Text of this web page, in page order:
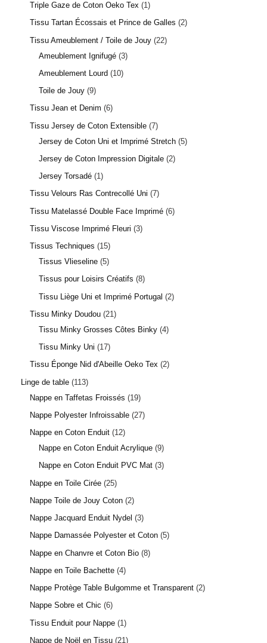
Triple Gaze de Coton Oeko Tex
1
Tissu Tartan Écossais et Prince de Galles 2
Tissu Ameublement / Toile de Jouy 22
Ameublement Ignifugé 3
Ameublement Lourd
10
Toile de Jouy 9
Tissu Jean et Denim 6
Tissu Jersey de Coton Extensible 7
Jersey de Coton Uni et Imprimé Stretch 5
Jersey de Coton Impression Digitale 2
Jersey Torsadé 1
Tissu Velours Ras Contrecollé Uni 7
Tissu Matelassé Double Face Imprimé 6
Tissu Viscose Imprimé Fleuri 3
Tissus Techniques
15
Tissus Vlieseline 5
Tissus pour Loisirs Créatifs 8
Tissu Liège Uni et Imprimé Portugal
2
Tissu Minky Doudou 21
Tissu Minky Grosses Côtes Binky 4
Tissu Minky Uni
17
Tissu Éponge Nid d'Abeille Oeko Tex 2
Linge de table 113
Nappe en Taffetas Froissés
19
Nappe Polyester Infroissable 27
Nappe en Coton Enduit 12
Nappe en Coton Enduit Acrylique 9
Nappe en Coton Enduit PVC Mat 3
Nappe en Toile Cirée 25
Nappe Toile de Jouy Coton 2
Nappe Jacquard Enduit Nydel
3
Nappe Damassée Polyester et Coton 5
Nappe en Chanvre et Coton Bio 8
Nappe en Toile Bachette 4
Nappe Protège Table Bulgomme et Transparent 2
Nappe Sobre et Chic 6
Tissu Enduit pour Nappe 1
Nappe de Noël en Tissu 21